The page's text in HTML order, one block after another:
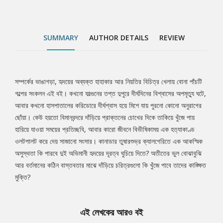
SUMMARY AUTHOR DETAILS REVIEW
Tab
Article
সম্পর্কের ভাঙাগড়া, হৃদয়ের অব্যক্ত হাহাকার আর নিয়তির বিচিত্র খেলায় বোনা পাঁচটি
গল্পের সংকলন এই বই। কখনো ফাল্গুনের তপ্ত দুপুরে দীর্ঘদিনের বিশ্বাসের অপমৃত্যু ঘটে,
আবার কখনো হাসপাতালের করিডোরে দীর্ঘশ্বাস হয়ে মিশে যায় পুরনো কোনো অনুরাগের
ছোঁয়া। কেউ হয়তো বিমানবন্দরে দাঁড়িয়ে প্রাক্তনের চোখের দিকে তাকিয়ে খুঁজে পায়
হারিয়ে যাওয়া সময়ের প্রতিচ্ছবি, আবার কারো জীবনে বিভীষিকাময় এক হত্যাকাণ্ড
ওলটপালট করে দেয় সাজানো সংসার। কানাডার তুষারশুভ্র ক্যালগেরিতে এক আকস্মিক
অসুস্থতা কি পারবে দুই অভিমানী হৃদয়ের দূরত্ব ঘুচিয়ে দিতে? অতীতের ভুল বোঝাবুঝি
আর বর্তমানের কঠিন বাস্তবতার মাঝে দাঁড়িয়ে চরিত্রগুলো কি খুঁজে পাবে তাদের কাঙ্ক্ষিত
মুক্তি?
এই লেখকের আরও বই